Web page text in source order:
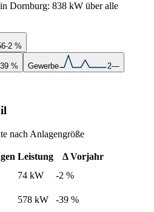
Dornburg: 838 kW über alle
-2 %
% Gewerbe 2—
nach Anlagengröße
Leistung
Δ Vorjahr
74 kW
-2 %
578 kW
-39 %